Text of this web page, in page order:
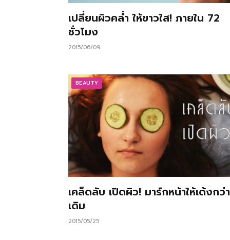
เปลี่ยนผิวคล่ำ ให้ขาวใส! ภายใน 72
ชั่วโมง
2015/06/09
BEAUTY
เคล็ดลับ เปิดผิว! มาร์กหน้าให้เด้งกว่า
เดิม
2015/05/25